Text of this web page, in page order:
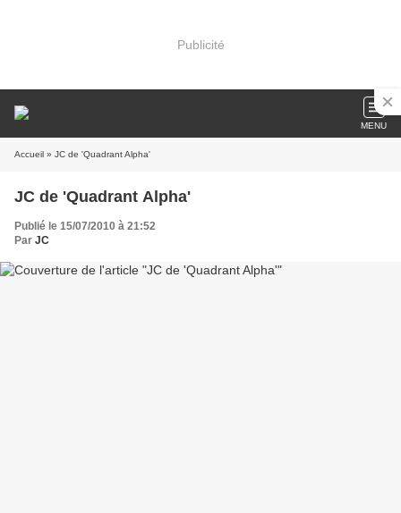
Publicité
MENU
Accueil » JC de 'Quadrant Alpha'
JC de 'Quadrant Alpha'
Publié le 15/07/2010 à 21:52
Par JC